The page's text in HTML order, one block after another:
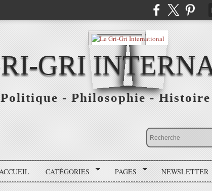
GRI
- Philosophie - Histoire
ACCUEIL CATÉGORIES PAGES NEWSLETTER